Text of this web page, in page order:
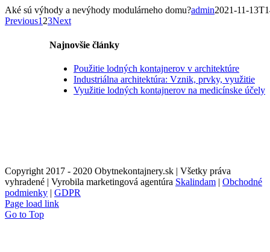
Aké sú výhody a nevýhody modulárneho domu?admin2021-11-
Previous123Next
Najnovšie články
Použitie lodných kontajnerov v architektúre
Industriálna architektúra: Vznik, prvky, využitie
Využitie lodných kontajnerov na medicínske účely
Copyright 2017 - 2020 Obytnekontajnery.sk | Všetky práva
vyhradené | Vyrobila marketingová agentúra Skalindam | Obchodné
podmienky | GDPR
Page load link
Go to Top